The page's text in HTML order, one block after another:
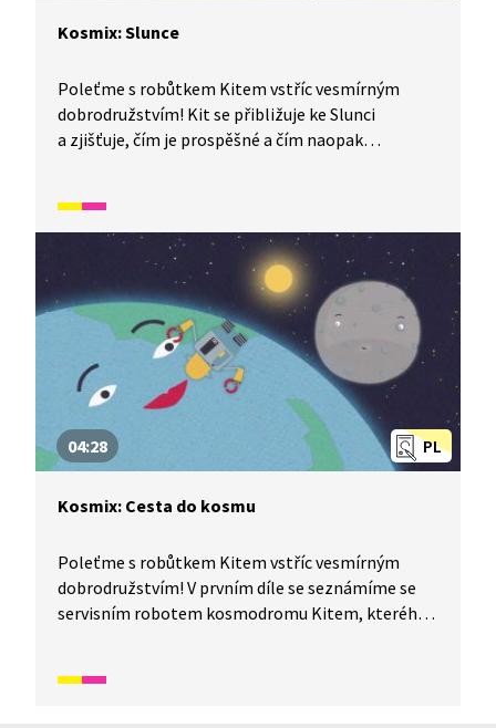
Kosmix: Slunce
Poleťme s robůtkem Kitem vstříc vesmírným
dobrodružstvím! Kit se přibližuje ke Slunci
a zjišťuje, čím je prospěšné a čím naopak
PL
04:28
Kosmix: Cesta do kosmu
Poleťme s robůtkem Kitem vstříc vesmírným
dobrodružstvím! V prvním díle se seznámíme se
servisním robotem kosmodromu Kitem, kterého
do kosmu.